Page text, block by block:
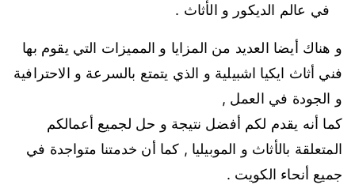
في عالم الديكور و الأثاث .
و هناك أيضا العديد من المزايا و المميزات التي يقوم بها
فني أثاث ايكيا اشبيلية و الذي يتمتع بالسرعة و الاحترافية
و الجودة في العمل ,
كما أنه يقدم لكم أفضل نتيجة و حل لجميع أعمالكم
المتعلقة بالأثاث و الموبيليا , كما أن خدمتنا متواجدة في
جميع أنحاء الكويت .